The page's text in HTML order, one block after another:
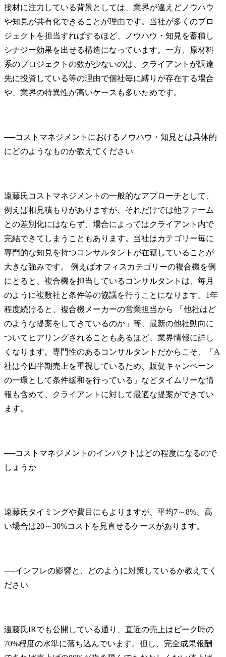
接材に注力している背景としては、業界が違えどノウハウ
や知見が共有化できることが理由です。当社が多くのプロ
ジェクトを担当すればするほど、ノウハウ・知見を蓄積し
シナジー効果を出せる構造になっています。一方、原材料
系のプロジェクトの数が少ないのは、クライアントが調達
先に投資している等の理由で個社毎に縛りが存在する場合
や、業界の特異性が高いケースも多いためです。
──コストマネジメントにおけるノウハウ・知見とは具体的
遠藤氏コストマネジメントの一般的なアプローチとして、
例えば相見積もりがありますが、それだけでは他ファーム
との差別化にはならず、場合によってはクライアント内で
完結できてしまうこともあります。当社はカテゴリー毎に
専門的な知見を持つコンサルタントが在籍していることが
大きな強みです。 例えばオフィスカテゴリーの複合機を例
にとると、複合機を担当しているコンサルタントは、毎月
のように複数社と条件等の協議を行うことになります。1年
程度続けると、複合機メーカーの営業担当から 「他社はど
のような提案をしてきているのか」等、最新の他社動向に
ついてヒアリングされることもあるほど、業界情報に詳し
くなります。専門性のあるコンサルタントだからこそ、「A
社は今四半期売上を重視しているため、販促キャンペーン
の一環として条件緩和を行っている」などタイムリーな情
報も含めて、クライアントに対して最適な提案ができてい
ます。
──コストマネジメントのインパクトはどの程度になるので
遠藤氏タイミングや費目にもよりますが、平均7～8%、高
い場合は20～30%コストを見直せるケースがあります。
──インフレの影響と、どのように対策しているか教えてく
遠藤氏IRでも公開している通り、直近の売上はピーク時の
70%程度の水準に落ち込んでいます。但し、完全成果報酬